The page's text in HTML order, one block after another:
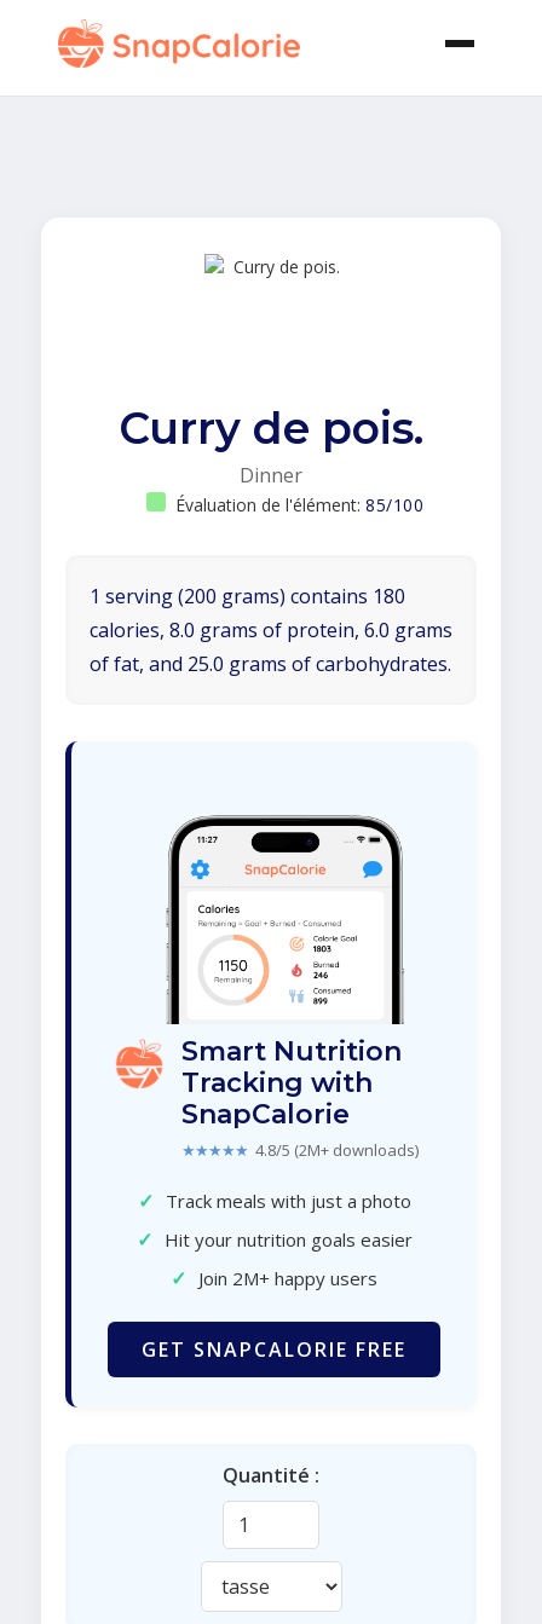
Curry de pois.
Dinner
Évaluation de l'élément: 85/100
1 serving (200 grams) contains 180
calories, 8.0 grams of protein, 6.0 grams
of fat, and 25.0 grams of carbohydrates.
Smart Nutrition
Tracking with
SnapCalorie
★★★★★ 4.8/5 (2M+ downloads)
✓ Track meals with just a photo
✓ Hit your nutrition goals easier
✓ Join 2M+ happy users
GET SNAPCALORIE FREE
Quantité :